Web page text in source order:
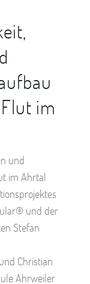
im
und
im Ahrtal
und der
Stefan
Christian
Ahrweiler